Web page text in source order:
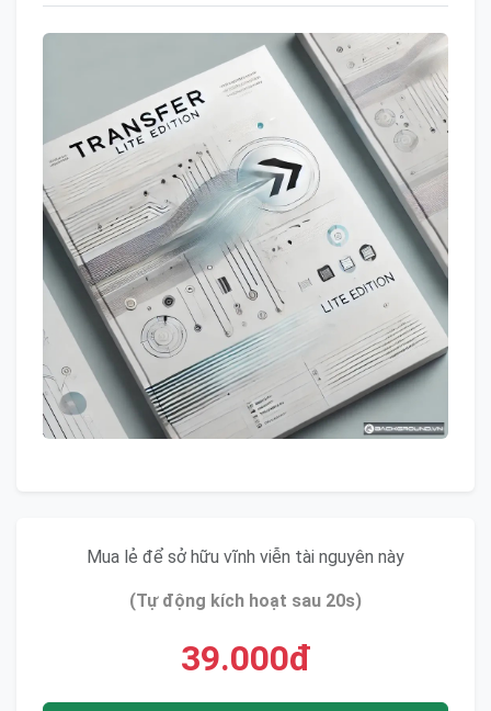
Mua lẻ để sở hữu vĩnh viễn tài nguyên này
(Tự động kích hoạt sau 20s)
39.000đ